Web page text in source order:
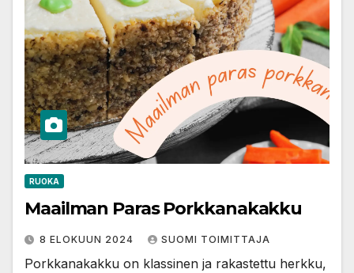
RUOKA
Maailman Paras Porkkanakakku
8 ELOKUUN 2024 SUOMI TOIMITTAJA
Porkkanakakku on klassinen ja rakastettu herkku,